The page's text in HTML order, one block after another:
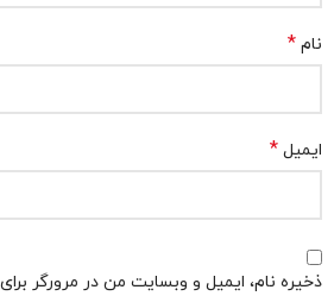
نام *
ایمیل *
ذخیره نام، ایمیل و وبسایت من در مرورگر